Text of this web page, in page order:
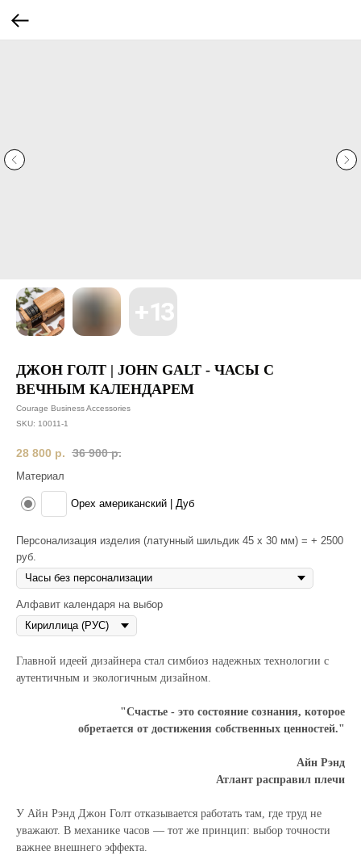
ДЖОН ГОЛТ | JOHN GALT - ЧАСЫ С
ВЕЧНЫМ КАЛЕНДАРЕМ
Courage Business Accessories
SKU: 10011-1
28 800 р. 36 900 р.
Материал
Орех американский | Дуб
Персонализация изделия (латунный шильдик 45 х 30 мм) = + 2500
руб.
Алфавит календаря на выбор
Главной идеей дизайнера стал симбиоз надежных технологии с
аутентичным и экологичным дизайном.
"Счастье - это состояние сознания, которое
обретается от достижения собственных ценностей."
Айн Рэнд
Атлант расправил плечи
У Айн Рэнд Джон Голт отказывается работать там, где труд не
уважают. В механике часов — тот же принцип: выбор точности
важнее внешнего эффекта.